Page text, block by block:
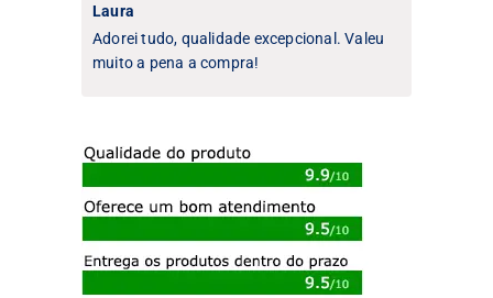
Laura
Adorei tudo, qualidade excepcional. Valeu
muito a pena a compra!